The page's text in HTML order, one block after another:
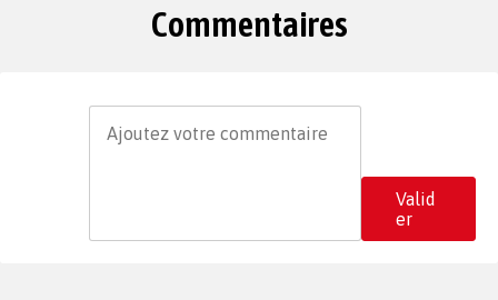
Commentaires
Valid
er